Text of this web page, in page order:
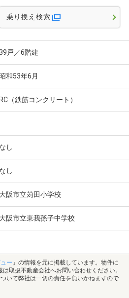
乗り換え検索
戸／6階建
昭和53年6月
RC（鉄筋コンクリート）
なし
なし
大阪市立苅田小学校
大阪市立東我孫子中学校
ー 」の情報を元に掲載しています。物件に
取扱不動産会社へお問い合わせください。
いて弊社は一切の責任を負いかねますので